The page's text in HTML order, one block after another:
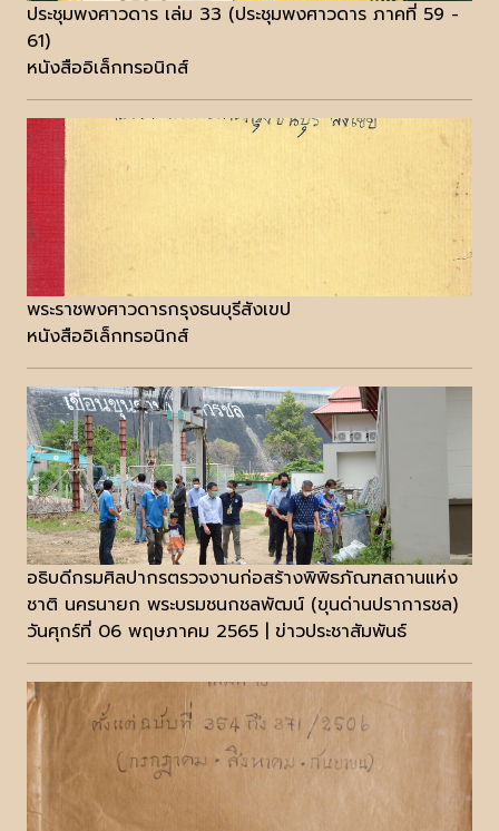
ประชุมพงศาวดาร เล่ม 33 (ประชุมพงศาวดาร ภาคที่ 59 -
61)
หนังสืออิเล็กทรอนิกส์
พระราชพงศาวดารกรุงธนบุรีสังเขป
หนังสืออิเล็กทรอนิกส์
อธิบดีกรมศิลปากรตรวจงานก่อสร้างพิพิธภัณฑสถานแห่ง
ชาติ นครนายก พระบรมชนกชลพัฒน์ (ขุนด่านปราการชล)
วันศุกร์ที่ 06 พฤษภาคม 2565 | ข่าวประชาสัมพันธ์